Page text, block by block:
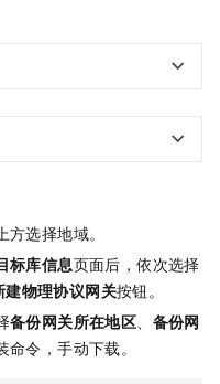
方选择地域。
标库信息页面后，依次选择
建物理协议网关按钮。
备份网关所在地区、 备份网
命令，手动下载。